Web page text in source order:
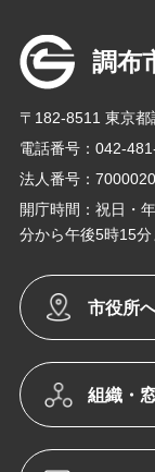
調布
〒182-8511 東京都
電話番号：042-
法人番号：
開庁時間：祝日・
分から午後5時15分
市役所
組織・